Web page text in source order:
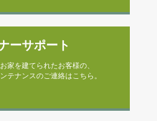
ーサポート
家を建てられたお客様の、
テナンスのご連絡はこちら。